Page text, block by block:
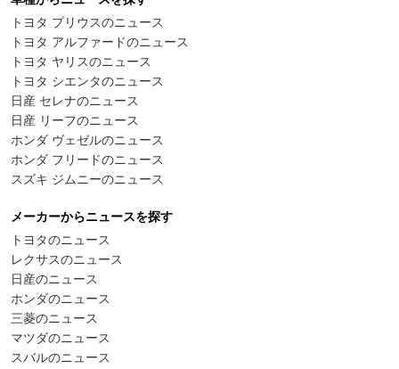
トヨタ プリウスのニュース
トヨタ アルファードのニュース
トヨタ ヤリスのニュース
トヨタ シエンタのニュース
日産 セレナのニュース
日産 リーフのニュース
ホンダ ヴェゼルのニュース
ホンダ フリードのニュース
スズキ ジムニーのニュース
メーカーからニュースを探す
トヨタのニュース
レクサスのニュース
日産のニュース
ホンダのニュース
三菱のニュース
マツダのニュース
スバルのニュース